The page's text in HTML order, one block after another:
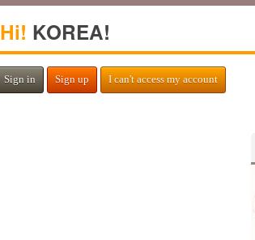
Hi! KOREA!
Sign in Sign up I can't access my account